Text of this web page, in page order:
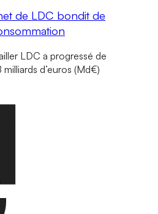
de LDC bondit de
LDC a progressé de
d’euros (Md€)